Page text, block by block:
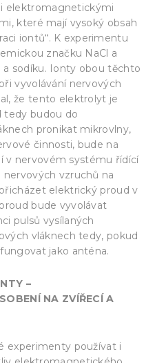
elektromagnetickými
které mají vysoký obsah
iontů“. K experimentu
značku NaCl a
sodíku. Ionty obou těchto
vyvolávání nervových
že tento elektrolyt je
tedy budou do
pronikat mikrovlny,
činnosti, bude na
v nervovém systému řídící
vzruchů na
elektrický proud v
bude vyvolávat
pulsů vysílaných
vláknech tedy, pokud
jako anténa.
–
NA ZVÍŘECÍ A
experimenty používat i